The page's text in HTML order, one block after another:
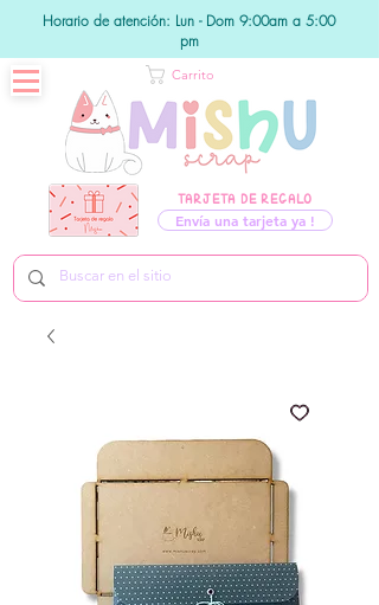
Horario de atención: Lun - Dom 9:00am a 5:00
pm
TARJETA DE REGALO
Envía una tarjeta ya !
Carrito